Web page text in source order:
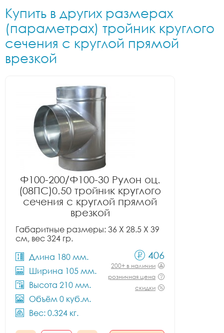
Купить в других размерах
(параметрах) тройник круглого
сечения с круглой прямой
врезкой
Ф100-200/Ф100-30 Рулон оц.
(08ПС)0.50 тройник круглого
сечения с круглой прямой
врезкой
Габаритные размеры: 36 X 28.5 X 39
см, вес 324 гр.
Длина 180 мм.
Ширина 105 мм.
Высота 210 мм.
Объём 0 куб.м.
Вес: 0.324 кг.
406
200+ в наличии
розничная цена
скидки